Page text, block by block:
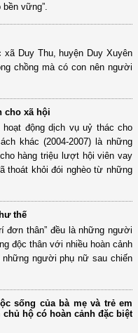
vững”.
Duy Thu, huyện Duy Xuyên
chồng mà có con nên người
cho xã hội
động dịch vụ uỷ thác cho
khác (2004-2007) là những
hàng triệu lượt hội viên vay
thoát khỏi đói nghèo từ những
thế
đơn thân” đều là những người
độc thân với nhiều hoàn cảnh
người phụ nữ sau chiến
sống của bà mẹ và trẻ em
hộ có hoàn cảnh đặc biệt